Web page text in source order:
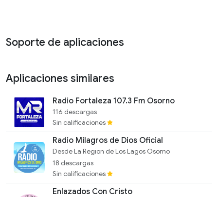
Soporte de aplicaciones
Aplicaciones similares
Radio Fortaleza 107.3 Fm Osorno
116 descargas
Sin calificaciones
Radio Milagros de Dios Oficial
Desde La Region de Los Lagos Osorno
18 descargas
Sin calificaciones
Enlazados Con Cristo